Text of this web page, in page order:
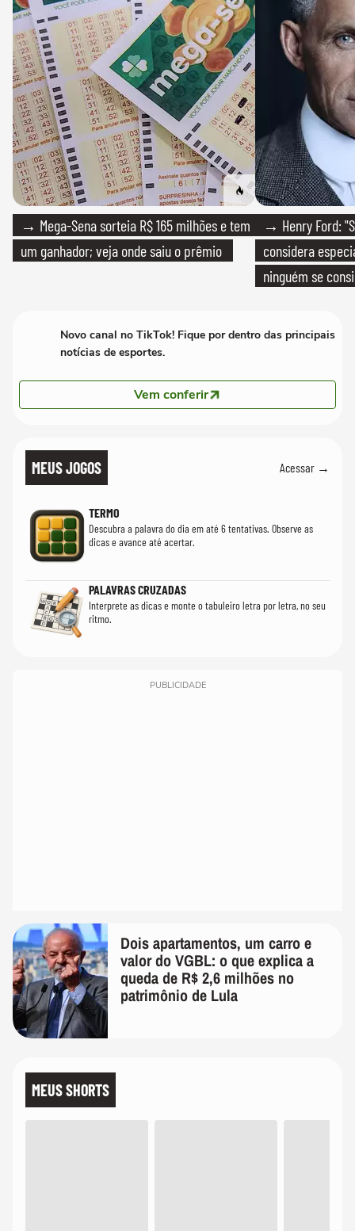
→ Mega-Sena sorteia R$ 165 milhões e tem
um ganhador; veja onde saiu o prêmio
→ Henry Ford:
considera
ninguém se
Novo canal no TikTok! Fique por dentro das principais
notícias de esportes.
Vem conferir
MEUS JOGOS Acessar →
TERMO
Descubra a palavra do dia em até 6 tentativas. Observe as
dicas e avance até acertar.
PALAVRAS CRUZADAS
Interprete as dicas e monte o tabuleiro letra por letra, no seu
ritmo.
PUBLICIDADE
Dois apartamentos, um carro e
valor do VGBL: o que explica a
queda de R$ 2,6 milhões no
patrimônio de Lula
MEUS SHORTS